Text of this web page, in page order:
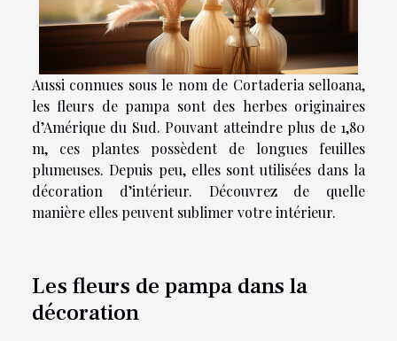
Aussi connues sous le nom de Cortaderia selloana,
les fleurs de pampa sont des herbes originaires
d’Amérique du Sud. Pouvant atteindre plus de 1,80
m, ces plantes possèdent de longues feuilles
plumeuses. Depuis peu, elles sont utilisées dans la
décoration d’intérieur. Découvrez de quelle
manière elles peuvent sublimer votre intérieur.
Les fleurs de pampa dans la
décoration